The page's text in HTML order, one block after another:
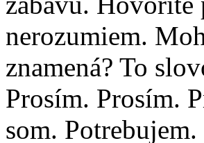
nerozumiem.
znamená? To
Prosím. Prosím.
som.